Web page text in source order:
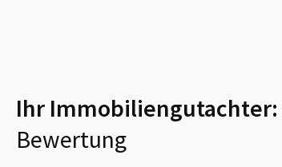
Ihr Immobiliengutachter:
Bewertung